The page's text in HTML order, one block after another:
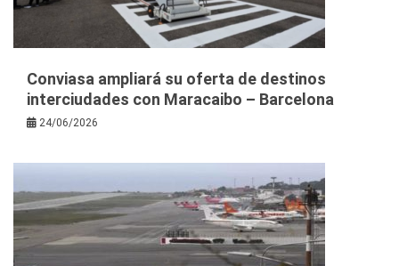
Conviasa ampliará su oferta de destinos
interciudades con Maracaibo – Barcelona
24/06/2026